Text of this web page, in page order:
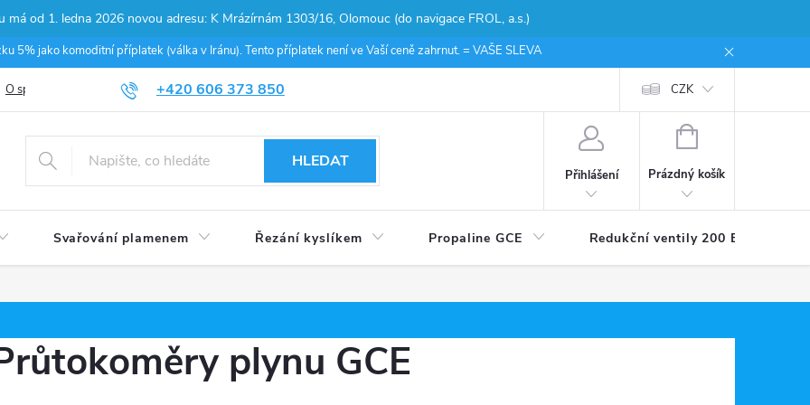
má od 1. ledna 2026 novou adresu: K Mrázírnám 1303/16, Olomouc (do navigace FROL, a.s.)
5% jako komoditní příplatek (válka v Iránu). Tento příplatek není ve Vaší ceně zahrnut. = VAŠE SLEVA
+420 606 373 850
O společnosti Podmínky ochrany osobních údajů CZK
HLEDAT
Přihlášení
NÁKUPNÍ
Prázdný košík
Svařování plamenem Řezání kyslíkem Propaline GCE Redukční ventily 200 Bar
plynu GCE